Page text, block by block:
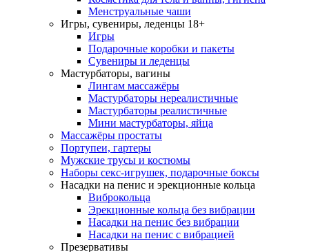
Менструальные чаши
Игры, сувениры, леденцы 18+
Игры
Подарочные коробки и пакеты
Сувениры и леденцы
Мастурбаторы, вагины
Лингам массажёры
Мастурбаторы нереалистичные
Мастурбаторы реалистичные
Мини мастурбаторы, яйца
Массажёры простаты
Портупеи, гартеры
Мужские трусы и костюмы
Наборы секс-игрушек, подарочные боксы
Насадки на пенис и эрекционные кольца
Виброкольца
Эрекционные кольца без вибрации
Насадки на пенис без вибрации
Насадки на пенис с вибрацией
Презервативы